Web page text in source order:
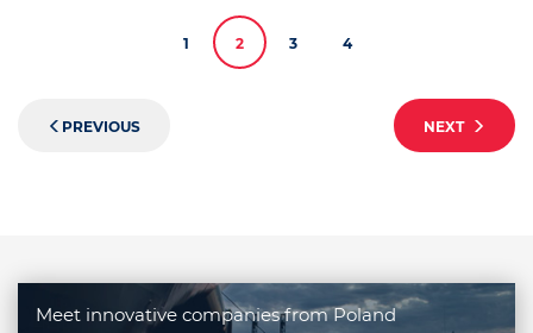
PREVIOUS
1 2 3 4
NEXT
Meet innovative companies from Poland